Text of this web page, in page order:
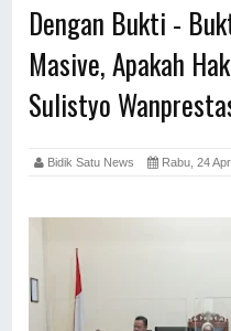
Dengan Bukti -
Masive, Apakah
Sulistyo
Bidik Satu News Rabu, 24